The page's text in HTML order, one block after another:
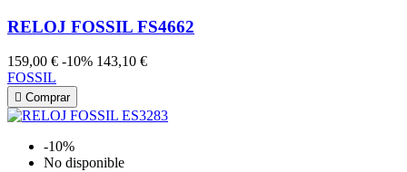
RELOJ FOSSIL FS4662
159,00 € -10% 143,10 €
FOSSIL
 Comprar
-10%
No disponible